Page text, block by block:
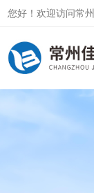
您好！欢迎访问常